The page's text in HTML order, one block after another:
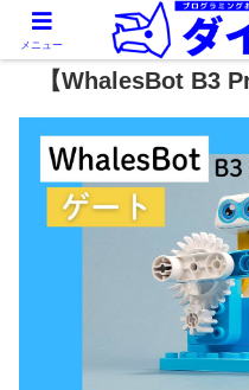
【WhalesBot B3
メニュー